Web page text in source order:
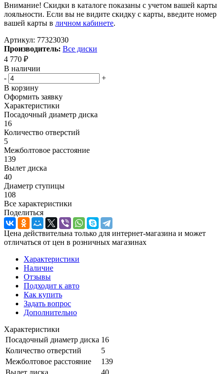
Внимание! Скидки в каталоге показаны с учетом вашей карты
лояльности. Если вы не видите скидку с карты, введите номер
вашей карты в личном кабинете.
Артикул: 77323030
Производитель: Все диски
4 770 ₽
В наличии
-
+
В корзину
Оформить заявку
Характеристики
Посадочный диаметр диска
16
Количество отверстий
5
Межболтовое расстояние
139
Вылет диска
40
Диаметр ступицы
108
Все характеристики
Поделиться
Цена действительна только для интернет-магазина и может
отличаться от цен в розничных магазинах
Характеристики
Наличие
Отзывы
Подходит к авто
Как купить
Задать вопрос
Дополнительно
Характеристики
Посадочный диаметр диска 16
Количество отверстий
5
Межболтовое расстояние
139
Вылет диска
40